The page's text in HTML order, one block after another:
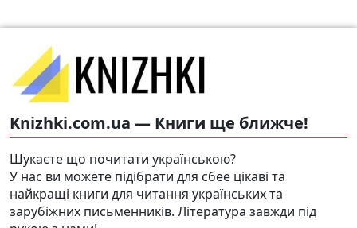
Knizhki.com.ua — Книги ще ближче!
Шукаєте що почитати українською?
У нас ви можете підібрати для сбее цікаві та
найкращі книги для читання українських та
зарубіжних письменників. Література завжди під